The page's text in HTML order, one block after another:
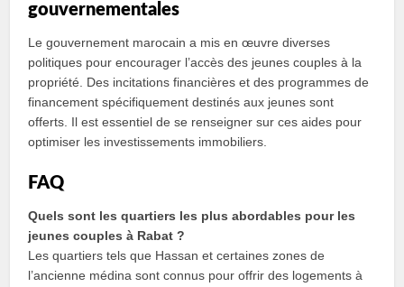
gouvernementales
Le gouvernement marocain a mis en œuvre diverses
politiques pour encourager l’accès des jeunes couples à la
propriété. Des incitations financières et des programmes de
financement spécifiquement destinés aux jeunes sont
offerts. Il est essentiel de se renseigner sur ces aides pour
optimiser les investissements immobiliers.
FAQ
Quels sont les quartiers les plus abordables pour les
jeunes couples à Rabat ?
Les quartiers tels que Hassan et certaines zones de
l’ancienne médina sont connus pour offrir des logements à